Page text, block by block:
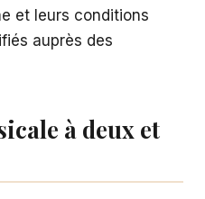
et leurs conditions
auprès des
à deux et